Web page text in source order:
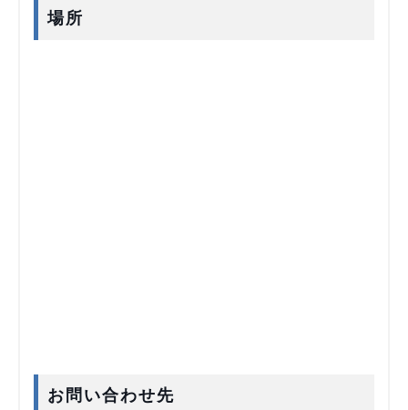
場所
お問い合わせ先